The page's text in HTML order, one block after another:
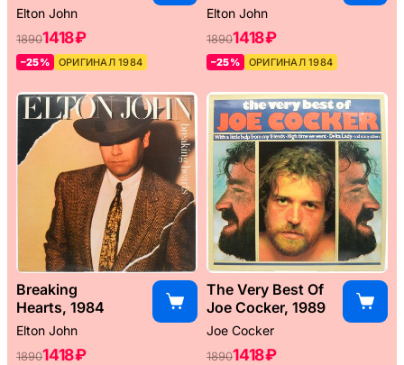
Elton John
18901418 ₽
–25% ОРИГИНАЛ 1984
Elton John
18901418 ₽
–25% ОРИГИНАЛ 1984
Breaking
Hearts, 1984
Elton John
18901418 ₽
The Very Best Of
Joe Cocker, 1989
Joe Cocker
18901418 ₽